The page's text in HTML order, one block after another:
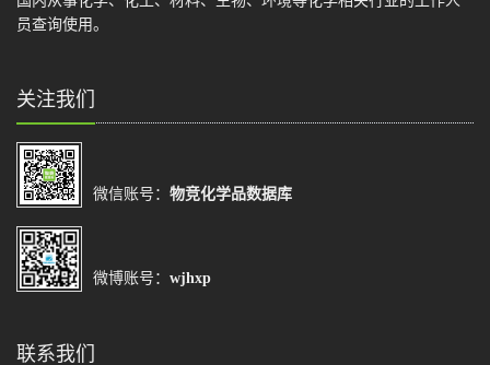
员查询使用。
关注我们
微信账号： 物竞化学品数据库
微博账号： wjhxp
联系我们